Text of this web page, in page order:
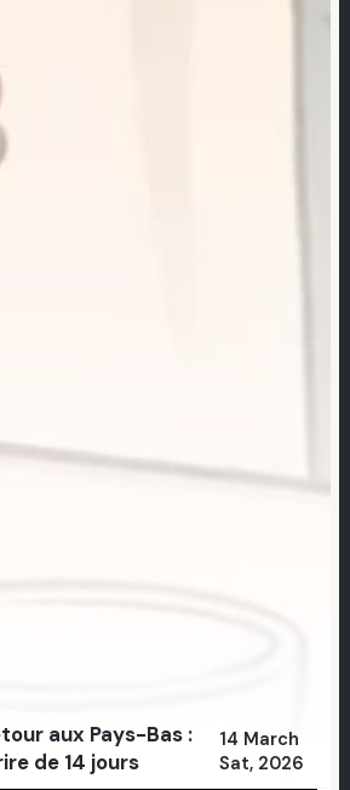
aux Pays-Bas :
de 14 jours
14 March
Sat, 2026